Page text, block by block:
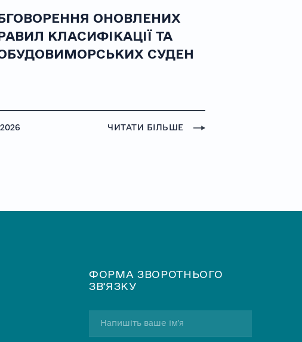
ОНОВЛЕНИХ
КЛАСИФІКАЦІЇ ТА
СУДЕН
ЧИТАТИ БІЛЬШЕ
ФОРМА ЗВОРОТНЬОГО
ЗВʼЯЗКУ